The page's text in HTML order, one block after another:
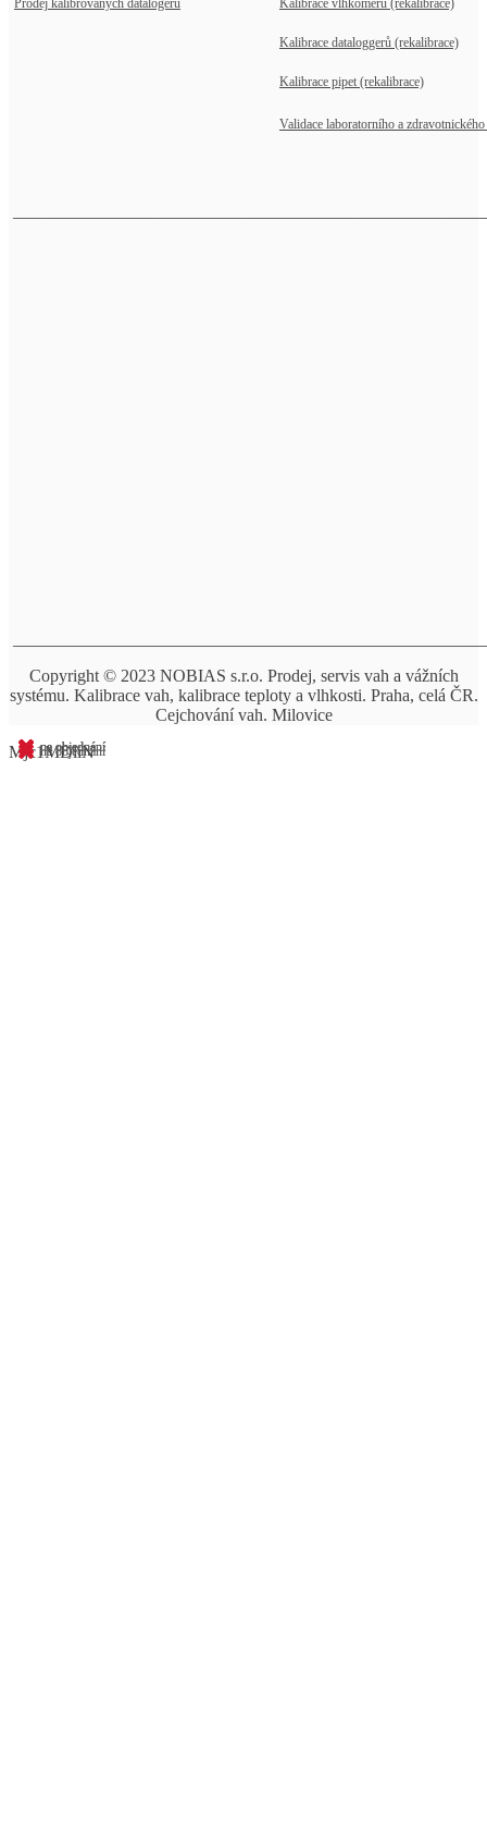
na objednání
na objednání
na objednání
na objednání
Prodej kalibrovaných datalogerů Kalibrace vlhkoměrů (rekalibrace)
Kalibrace dataloggerů (rekalibrace)
Kalibrace pipet (rekalibrace)
Validace laboratorního a
Copyright © 2023 NOBIAS s.r.o. Prodej, servis vah a vážních
systému. Kalibrace vah, kalibrace teploty a vlhkosti. Praha, celá ČR.
Cejchování vah. Milovice
Mjc1MDliN